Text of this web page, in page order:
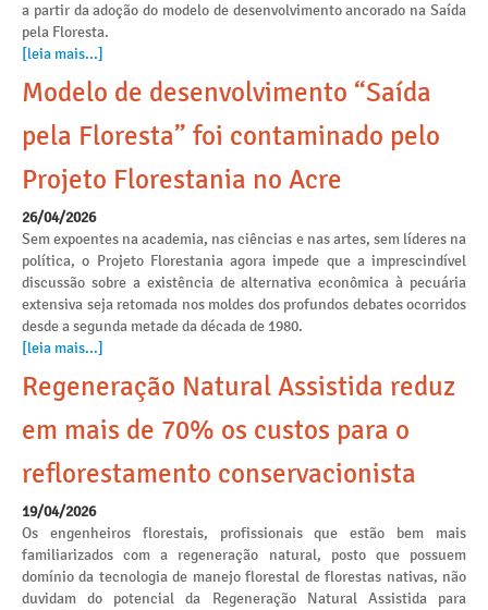
a partir da adoção do modelo de desenvolvimento ancorado na Saída
pela Floresta.
[leia mais...]
Modelo de desenvolvimento “Saída
pela Floresta” foi contaminado pelo
Projeto Florestania no Acre
26/04/2026
Sem expoentes na academia, nas ciências e nas artes, sem líderes na
política, o Projeto Florestania agora impede que a imprescindível
discussão sobre a existência de alternativa econômica à pecuária
extensiva seja retomada nos moldes dos profundos debates ocorridos
desde a segunda metade da década de 1980.
[leia mais...]
Regeneração Natural Assistida reduz
em mais de 70% os custos para o
reflorestamento conservacionista
19/04/2026
Os engenheiros florestais, profissionais que estão bem mais
familiarizados com a regeneração natural, posto que possuem
domínio da tecnologia de manejo florestal de florestas nativas, não
duvidam do potencial da Regeneração Natural Assistida para